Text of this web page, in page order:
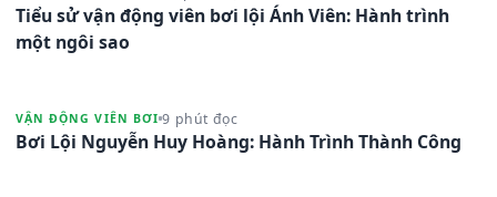
Tiểu sử vận động viên bơi lội Ánh Viên: Hành trình
một ngôi sao
VẬN ĐỘNG VIÊN BƠI 9 phút đọc
Bơi Lội Nguyễn Huy Hoàng: Hành Trình Thành Công